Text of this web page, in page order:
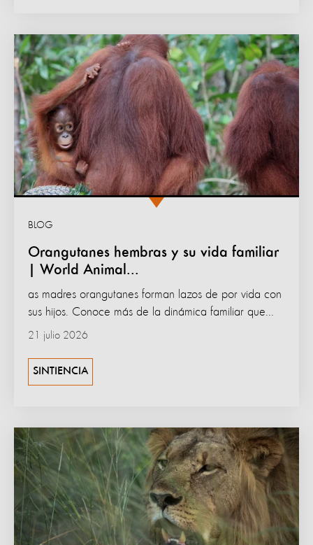
Orangutanes hembras y su vida familiar
| World Animal...
BLOG
21 julio 2026
as madres orangutanes forman lazos de por vida con
sus hijos. Conoce más de la dinámica familiar que...
SINTIENCIA